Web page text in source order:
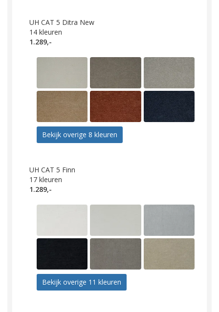
UH CAT 5 Ditra New
14 kleuren
1.289,-
Bekijk overige 8 kleuren
UH CAT 5 Finn
17 kleuren
1.289,-
Bekijk overige 11 kleuren